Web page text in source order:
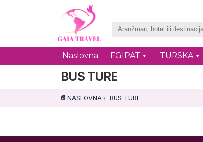
Naslovna EGIPAT TURSKA
BUS TURE
NASLOVNA BUS TURE